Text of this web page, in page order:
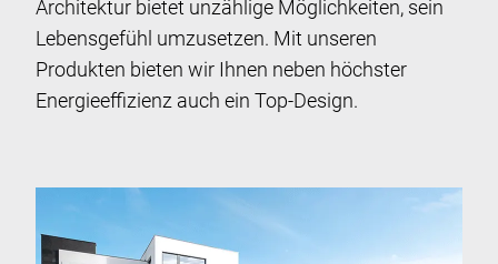
Architektur bietet unzählige Möglichkeiten, sein
Lebensgefühl umzusetzen. Mit unseren
Produkten bieten wir Ihnen neben höchster
Energieeffizienz auch ein Top-Design.